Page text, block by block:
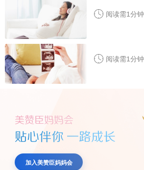
阅读需1分钟
阅读需1分钟
美赞臣妈妈会
贴心伴你 一路成长
加入美赞臣妈妈会